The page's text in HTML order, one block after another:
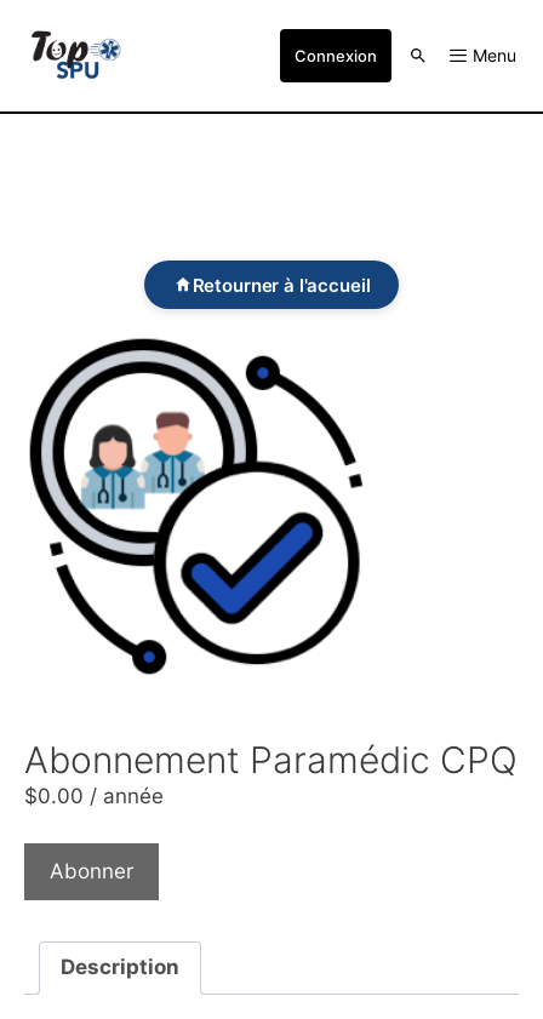
Connexion Menu
Retourner à l'accueil
Abonnement Paramédic CPQ
$0.00 / année
Abonner
Description